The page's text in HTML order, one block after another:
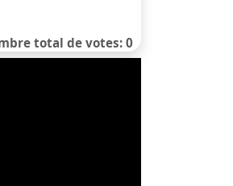
total de votes: 0